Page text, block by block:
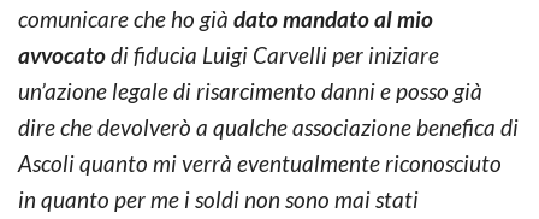
comunicare che ho già dato mandato al mio
avvocatodi fiducia Luigi Carvelli per iniziare
un’azione legale di risarcimento danni e posso già
dire che devolverò a qualche associazione benefica di
Ascoli quanto mi verrà eventualmente riconosciuto
in quanto per me i soldi non sono mai stati